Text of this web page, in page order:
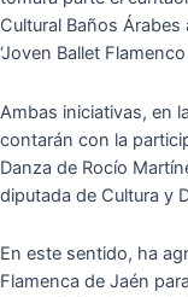
Cultural Baños
‘Joven Ballet Flamenco
Ambas iniciativas, en
contarán con la
Danza de Rocío
diputada de Cultura y
En este sentido, ha
Flamenca de Jaén